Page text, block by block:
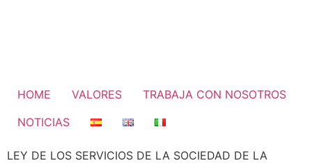
HOME VALORES
TRABAJA CON NOSOTROS
NOTICIAS
LEY DE LOS SERVICIOS DE LA SOCIEDAD DE LA